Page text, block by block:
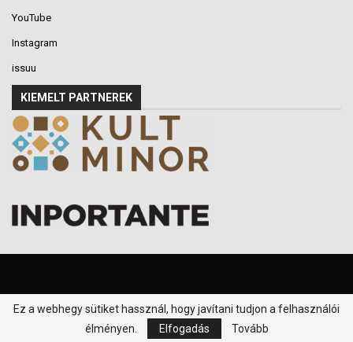
YouTube
Instagram
issuu
KIEMELT PARTNEREK
© 2016-2026 - Klikk P.T. - Minden jog fenntartva.
Ez a webhegy sütiket hassznál, hogy javítani tudjon a felhasználói
élményen.
Elfogadás Tovább